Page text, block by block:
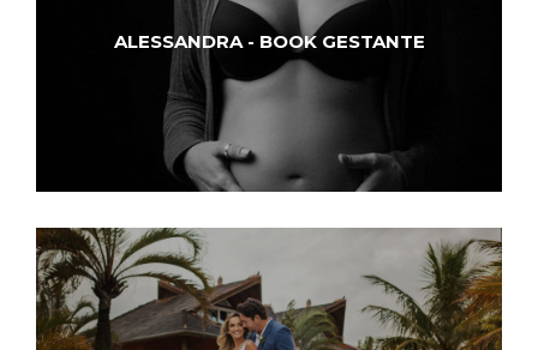
ALESSANDRA - BOOK GESTANTE